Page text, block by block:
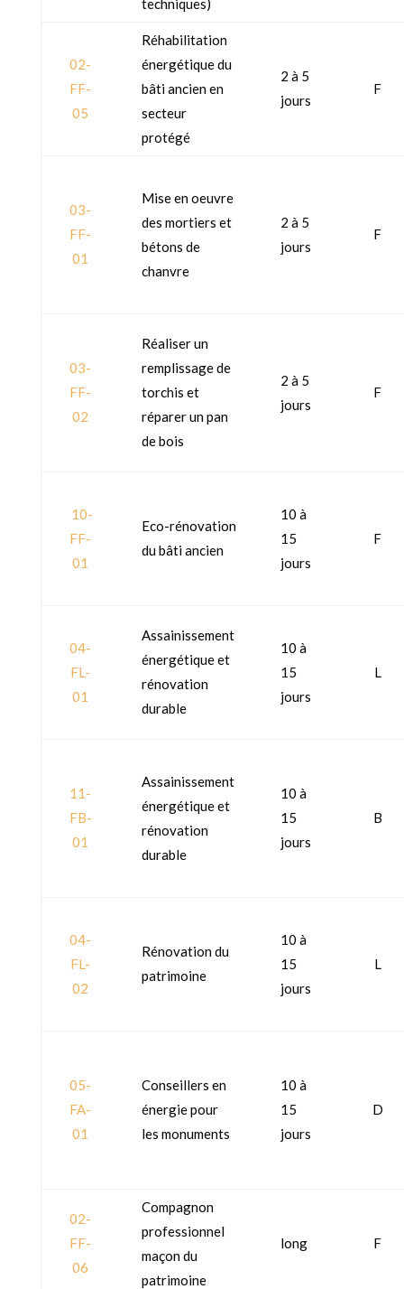
techniques)
02-
FF-
05
Réhabilitation
énergétique du
bâti ancien en
secteur
protégé
2 à 5
jours
F
03-
FF-
01
Mise en oeuvre
des mortiers et
bétons de
chanvre
2 à 5
jours
F
03-
FF-
02
Réaliser un
remplissage de
torchis et
réparer un pan
de bois
2 à 5
jours
F
10-
FF-
01
Eco-rénovation
du bâti ancien
10 à
15
jours
F
04-
FL-
01
Assainissement
énergétique et
rénovation
durable
10 à
15
jours
L
11-
FB-
01
Assainissement
énergétique et
rénovation
durable
10 à
15
jours
B
04-
FL-
02
Rénovation du
patrimoine
10 à
15
jours
L
05-
FA-
01
Conseillers en
énergie pour
les monuments
10 à
15
jours
D
02-
FF-
06
Compagnon
professionnel
maçon du
patrimoine
long F